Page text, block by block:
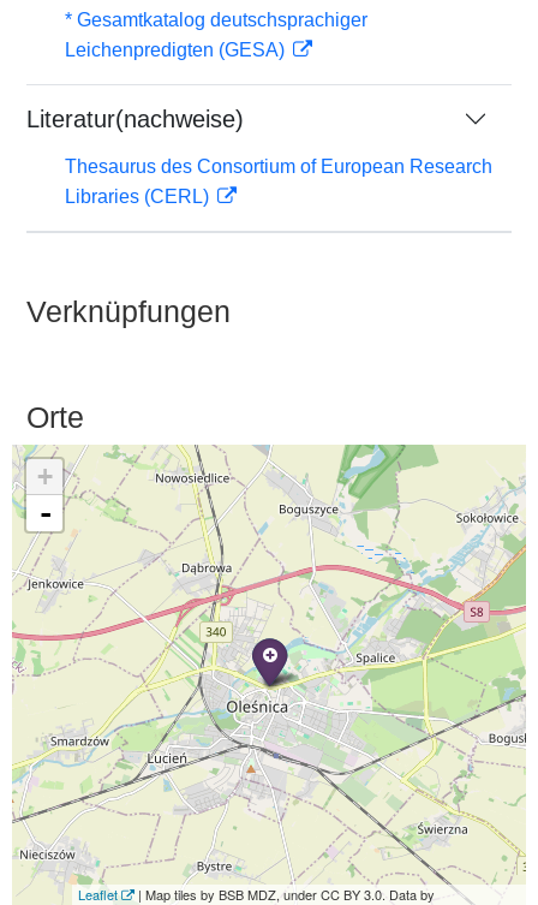
* Gesamtkatalog deutschsprachiger
Leichenpredigten (GESA)
Literatur(nachweise)
Thesaurus des Consortium of European Research
Libraries (CERL)
Verknüpfungen
Orte
+
-
Leaflet
| Map tiles by BSB MDZ, under CC BY 3.0. Data by